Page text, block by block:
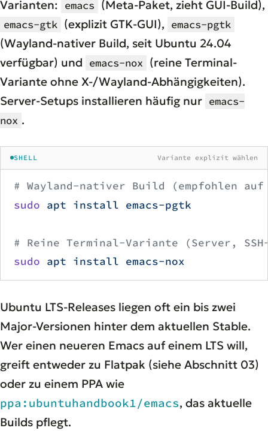
Varianten: emacs (Meta-Paket, zieht GUI-Build),
emacs-gtk (explizit GTK-GUI), emacs-pgtk
(Wayland-nativer Build, seit Ubuntu 24.04
verfügbar) und emacs-nox (reine Terminal-
Variante ohne X-/Wayland-Abhängigkeiten).
Server-Setups installieren häufig nur emacs-
nox .
SHELL Variante explizit wählen
# Wayland-nativer Build (empfohlen auf
sudo apt install emacs-pgtk
# Reine Terminal-Variante (Server,
sudo apt install emacs-nox
Ubuntu LTS-Releases liegen oft ein bis zwei
Major-Versionen hinter dem aktuellen Stable.
Wer einen neueren Emacs auf einem LTS will,
greift entweder zu Flatpak (siehe Abschnitt 03)
oder zu einem PPA wie
ppa:ubuntuhandbook1/emacs, das aktuelle
Builds pflegt.